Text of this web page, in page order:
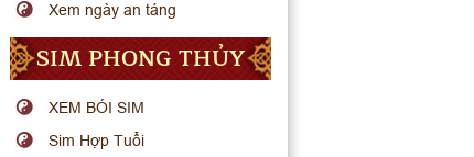
Xem ngày an táng
SIM PHONG THỦY
XEM BÓI SIM
Sim Hợp Tuổi